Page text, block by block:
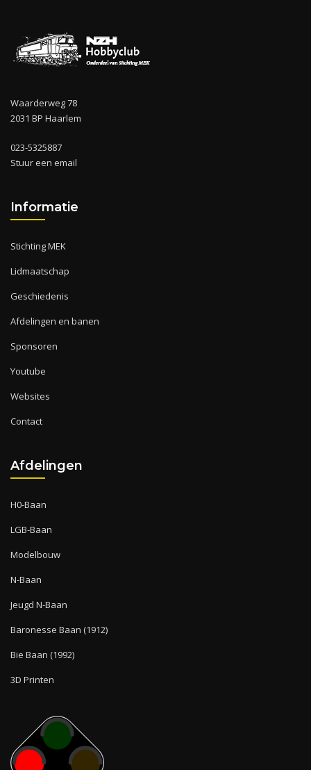
Waarderweg 78
2031 BP Haarlem
023-5325887
Stuur een email
Informatie
Stichting MEK
Lidmaatschap
Geschiedenis
Afdelingen en banen
Sponsoren
Youtube
Websites
Contact
Afdelingen
H0-Baan
LGB-Baan
Modelbouw
N-Baan
Jeugd N-Baan
Baronesse Baan (1912)
Bie Baan (1992)
3D Printen